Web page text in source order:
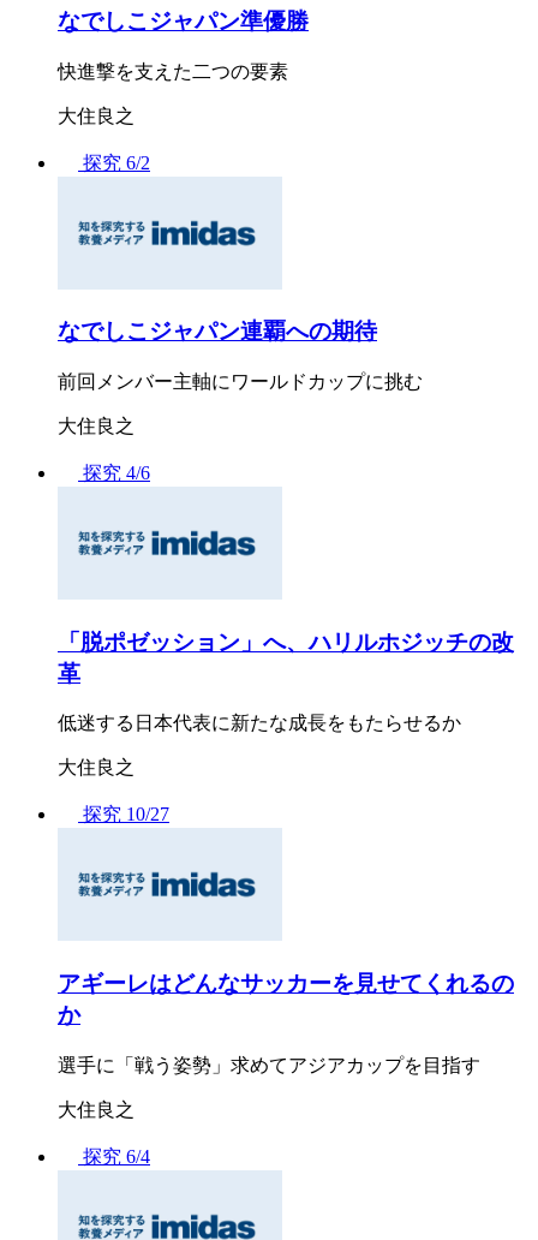
なでしこジャパン準優勝
快進撃を支えた二つの要素
大住良之
探究 6/2
なでしこジャパン連覇への期待
前回メンバー主軸にワールドカップに挑む
大住良之
探究 4/6
「脱ポゼッション」へ、ハリルホジッチの改
革
低迷する日本代表に新たな成長をもたらせるか
大住良之
探究 10/27
アギーレはどんなサッカーを見せてくれるの
か
選手に「戦う姿勢」求めてアジアカップを目指す
大住良之
探究 6/4